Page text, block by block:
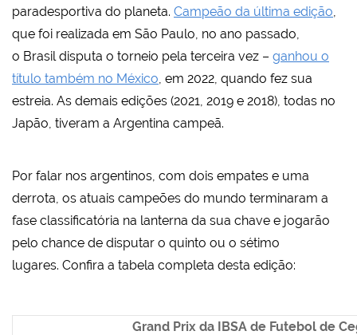
paradesportiva do planeta. Campeão da última edição
que foi realizada em São Paulo, no ano passado,
o Brasil disputa o torneio pela terceira vez – ganhou o
título também no México , em 2022, quando fez sua
estreia. As demais edições (2021, 2019 e 2018), todas no
Japão, tiveram a Argentina campeã.
Por falar nos argentinos, com dois empates e uma
derrota, os atuais campeões do mundo terminaram a
fase classificatória na lanterna da sua chave e jogarão
pelo chance de disputar o quinto ou o sétimo
lugares. Confira a tabela completa desta edição:
Grand Prix da IBSA de Futebol de